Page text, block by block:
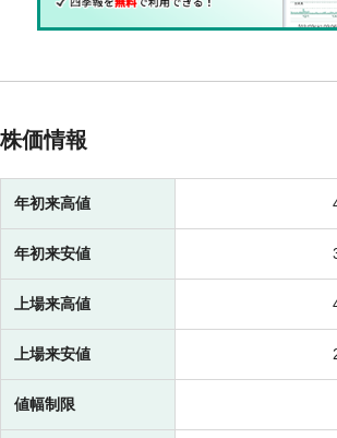
株価情報
年初来高値
年初来安値
上場来高値
上場来安値
値幅制限